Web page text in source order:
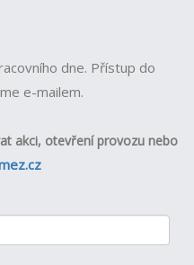
dne. Přístup do
e-mailem.
akci, otevření provozu nebo